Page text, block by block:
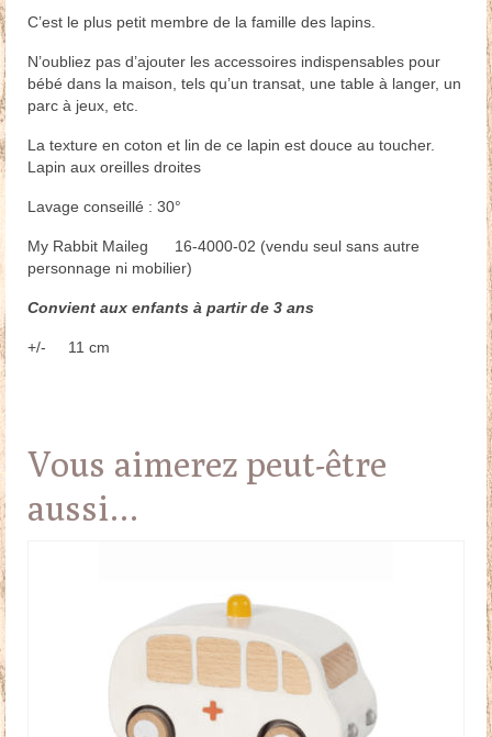
C’est le plus petit membre de la famille des lapins.
N’oubliez pas d’ajouter les accessoires indispensables pour
bébé dans la maison, tels qu’un transat, une table à langer, un
parc à jeux, etc.
La texture en coton et lin de ce lapin est douce au toucher.
Lapin aux oreilles droites
Lavage conseillé : 30°
My Rabbit Maileg 16-4000-02 (vendu seul sans autre
personnage ni mobilier)
Convient aux enfants à partir de 3 ans
+/- 11 cm
Vous aimerez peut-être
aussi…